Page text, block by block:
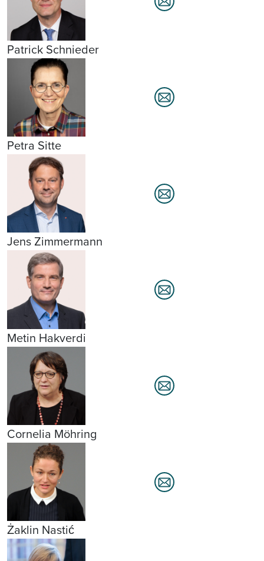
Patrick Schnieder
Petra Sitte
Jens Zimmermann
Metin Hakverdi
Cornelia Möhring
Żaklin Nastić